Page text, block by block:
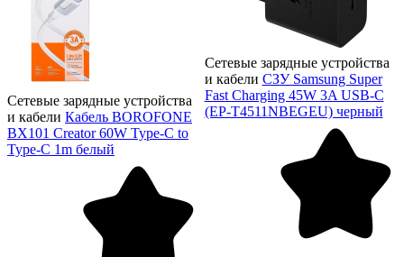
Сетевые зарядные устройства
и кабели Кабель BOROFONE
BX101 Creator 60W Type-C to
Type-C 1m белый
Сетевые зарядные устройства
и кабели СЗУ Samsung Super
Fast Charging 45W 3A USB-C
(EP-T4511NBEGEU) черный